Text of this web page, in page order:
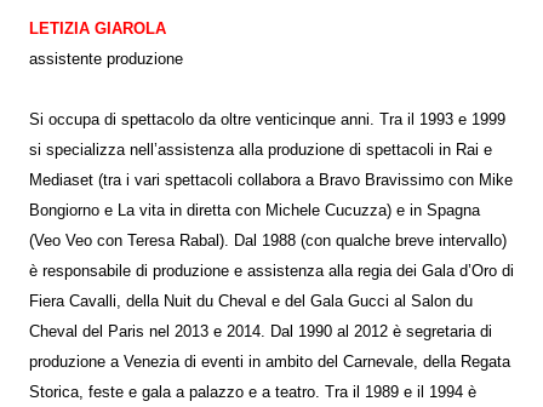
LETIZIA GIAROLA
assistente produzione
Si occupa di spettacolo da oltre venticinque anni. Tra il 1993 e 1999
si specializza nell’assistenza alla produzione di spettacoli in Rai e
Mediaset (tra i vari spettacoli collabora a Bravo Bravissimo con Mike
Bongiorno e La vita in diretta con Michele Cucuzza) e in Spagna
(Veo Veo con Teresa Rabal). Dal 1988 (con qualche breve intervallo)
è responsabile di produzione e assistenza alla regia dei Gala d’Oro di
Fiera Cavalli, della Nuit du Cheval e del Gala Gucci al Salon du
Cheval del Paris nel 2013 e 2014. Dal 1990 al 2012 è segretaria di
produzione a Venezia di eventi in ambito del Carnevale, della Regata
Storica, feste e gala a palazzo e a teatro. Tra il 1989 e il 1994 è